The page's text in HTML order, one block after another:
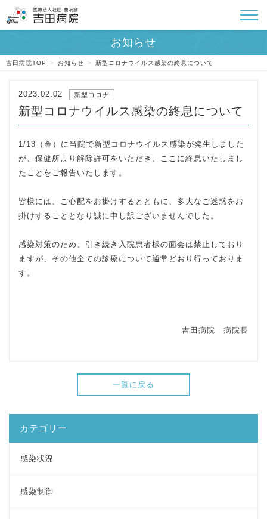
吉田病院TOP > お知らせ > 新型コロナウイルス感染の終息について
2023.02.02 新型コロナ
新型コロナウイルス感染の終息について
1/13（金）に当院で新型コロナウイルス感染が発生しました
が、保健所より解除許可をいただき、ここに終息いたしまし
たことをご報告いたします。
皆様には、ご心配をお掛けするとともに、多大なご迷惑をお
掛けすることとなり誠に申し訳ございませんでした。
感染対策のため、引き続き入院患者様の面会は禁止しており
ますが、その他全ての診療について通常どおり行っておりま
す。
吉田病院 病院長
一覧に戻る
カテゴリー
感染状況
感染制御